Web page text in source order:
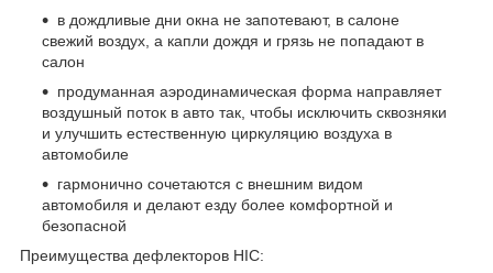
в дождливые дни окна не запотевают, в салоне
свежий воздух, а капли дождя и грязь не попадают в
салон
продуманная аэродинамическая форма направляет
воздушный поток в авто так, чтобы исключить сквозняки
и улучшить естественную циркуляцию воздуха в
автомобиле
гармонично сочетаются с внешним видом
автомобиля и делают езду более комфортной и
безопасной
Преимущества дефлекторов HIC: